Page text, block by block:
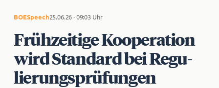
BOESpeech25.06.26 · 09:03 Uhr
Frühzeitige Kooperation
wird Standard bei Re­gu­
lie­rungs­prü­fun­gen